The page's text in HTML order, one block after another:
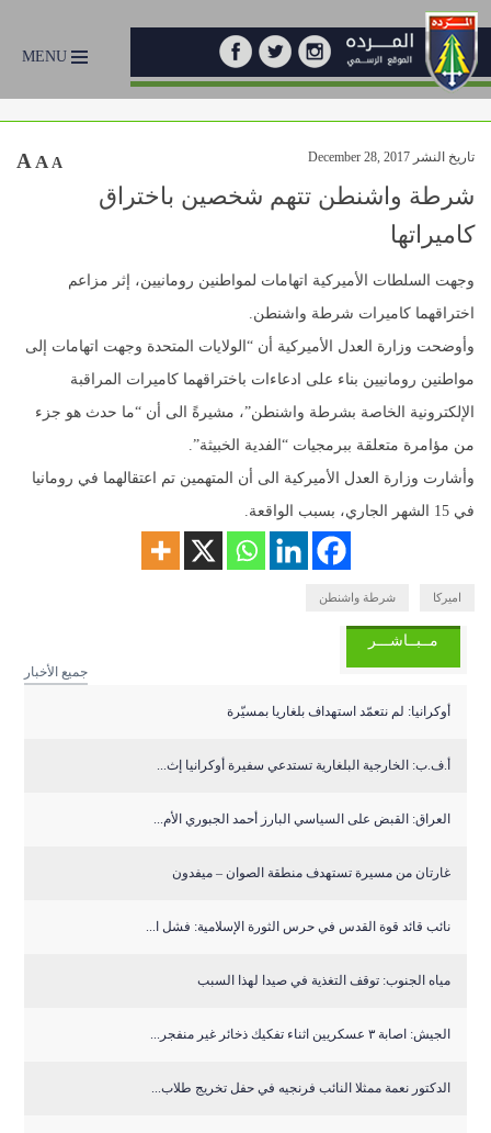
MENU
تاريخ النشر December 28, 2017 A A A
شرطة واشنطن تتهم شخصين باختراق
كاميراتها
وجهت ​السلطات الأميركية​ اتهامات لمواطنين رومانيين، إثر مزاعم
اختراقهما كاميرات شرطة ​واشنطن​.
وأوضحت ​وزارة العدل الأميركية​ أن “​الولايات المتحدة​ وجهت اتهامات إلى
مواطنين رومانيين بناء على ادعاءات باختراقهما كاميرات المراقبة
الإلكترونية الخاصة بشرطة واشنطن”، مشيرةً الى أن “ما حدث هو جزء
من مؤامرة متعلقة ببرمجيات “الفدية الخبيثة”.
وأشارت وزارة العدل الأميركية الى أن المتهمين تم اعتقالهما في ​رومانيا​
في 15 الشهر الجاري، بسبب الواقعة.
اميركا شرطة واشنطن
مــبــاشـــر
جميع الأخبار
أوكرانيا: لم نتعمّد استهداف بلغاريا بمسيّرة
أ.ف.ب: الخارجية البلغارية تستدعي سفيرة أوكرانيا إث...
العراق: القبض على السياسي البارز أحمد الجبوري الأم...
غارتان من مسيرة تستهدف منطقة الصوان – ميفدون
نائب قائد قوة القدس في حرس الثورة الإسلامية: فشل ا...
مياه الجنوب: توقف التغذية في صيدا لهذا السبب
الجيش: اصابة ٣ عسكريين اثناء تفكيك ذخائر غير منفجر...
الدكتور نعمة ممثلا النائب فرنجيه في حفل تخريج طلاب...